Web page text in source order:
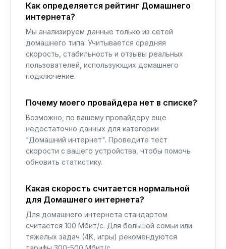
Как определяется рейтинг Домашнего
интернета?
Мы анализируем данные только из сетей
домашнего типа. Учитывается средняя
скорость, стабильность и отзывы реальных
пользователей, использующих домашнего
подключение.
Почему моего провайдера нет в списке?
Возможно, по вашему провайдеру еще
недостаточно данных для категории
"Домашний интернет". Проведите тест
скорости с вашего устройства, чтобы помочь
обновить статистику.
Какая скорость считается нормальной
для Домашнего интернета?
Для домашнего интернета стандартом
считается 100 Мбит/с. Для большой семьи или
тяжелых задач (4K, игры) рекомендуются